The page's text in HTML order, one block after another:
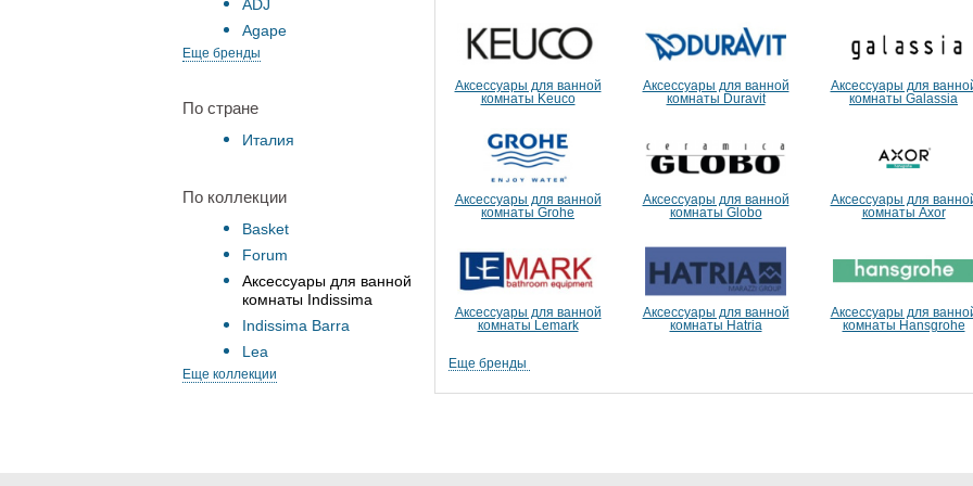
ADJ
Agape
Еще бренды
По стране
Италия
По коллекции
Basket
Forum
Аксессуары для ванной
комнаты Indissima
Indissima Barra
Lea
Еще коллекции
Аксессуары для ванной
комнаты Keuco
Аксессуары для ванной
комнаты Duravit
Аксессуары для
комнаты Galassia
Аксессуары для ванной
комнаты Grohe
Аксессуары для ванной
комнаты Globo
Аксессуары для
комнаты Axor
Аксессуары для ванной
комнаты Lemark
Аксессуары для ванной
комнаты Hatria
Аксессуары для
комнаты Hansgrohe
Еще бренды